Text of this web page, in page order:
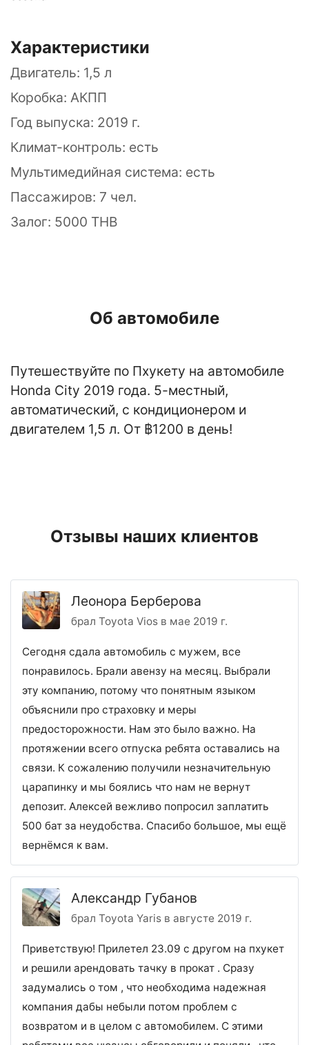
Характеристики
Двигатель: 1,5 л
Коробка: АКПП
Год выпуска: 2019 г.
Климат-контроль: есть
Мультимедийная система: есть
Пассажиров: 7 чел.
Залог: 5000 THB
Об автомобиле
Путешествуйте по Пхукету на автомобиле
Honda City 2019 года. 5-местный,
автоматический, с кондиционером и
двигателем 1,5 л. От ฿1200 в день!
Отзывы наших клиентов
Леонора Берберова
брал Toyota Vios в мае 2019 г.
Сегодня сдала автомобиль с мужем, все
понравилось. Брали авензу на месяц. Выбрали
эту компанию, потому что понятным языком
объяснили про страховку и меры
предосторожности. Нам это было важно. На
протяжении всего отпуска ребята оставались на
связи. К сожалению получили незначительную
царапинку и мы боялись что нам не вернут
депозит. Алексей вежливо попросил заплатить
500 бат за неудобства. Спасибо большое, мы ещё
вернёмся к вам.
Александр Губанов
брал Toyota Yaris в августе 2019 г.
Приветствую! Прилетел 23.09 с другом на пхукет
и решили арендовать тачку в прокат . Сразу
задумались о том , что необходима надежная
компания дабы небыли потом проблем с
возвратом и в целом с автомобилем. С этими